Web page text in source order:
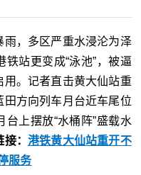
，多区严重水浸沦为泽
站更变成“泳池”，被逼
。记者直击黄大仙站重
方向列车月台近车尾位
上摆放“水桶阵”盛载水
： 港铁黄大仙站重开不
服务